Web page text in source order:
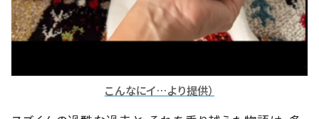
こんなにイ…より提供）